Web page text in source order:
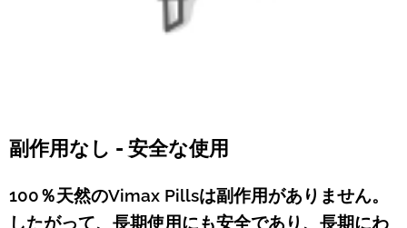
副作用なし - 安全な使用
100％天然のVimax Pillsは副作用がありません。
したがって、長期使用にも安全であり、長期にわ